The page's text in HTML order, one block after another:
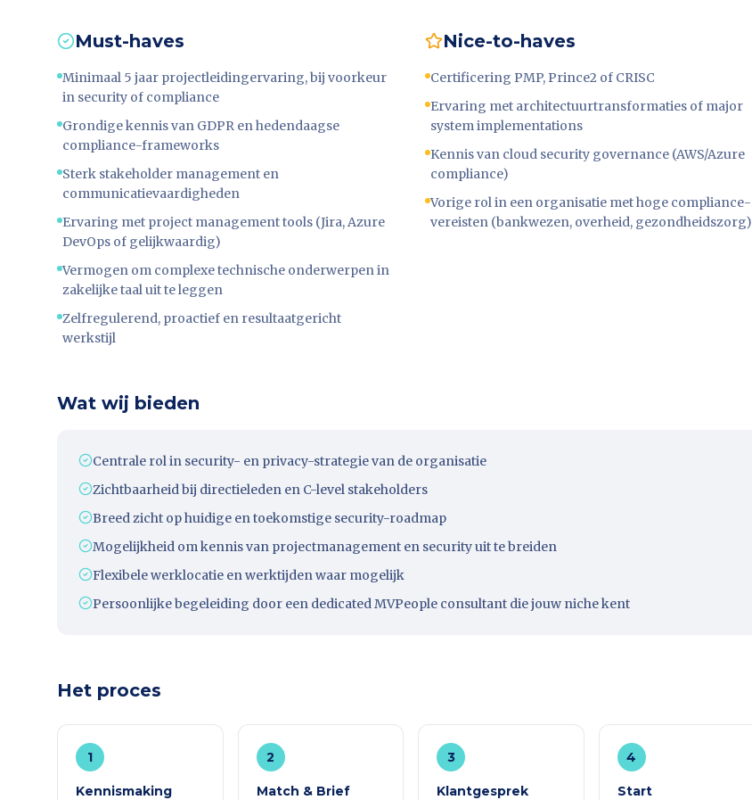
Must-haves
Minimaal 5 jaar projectleidingervaring, bij voorkeur
in security of compliance
Grondige kennis van GDPR en hedendaagse
compliance-frameworks
Sterk stakeholder management en
communicatievaardigheden
Ervaring met project management tools (Jira, Azure
DevOps of gelijkwaardig)
Vermogen om complexe technische onderwerpen in
zakelijke taal uit te leggen
Zelfregulerend, proactief en resultaatgericht
werkstijl
Nice-to-haves
Certificering PMP, Prince2 of CRISC
Ervaring met architectuurtransformaties of major
system implementations
Kennis van cloud security governance (AWS/Azure
compliance)
Vorige rol in een organisatie met hoge compliance-
vereisten (bankwezen, overheid, gezondheidszorg)
Wat wij bieden
Centrale rol in security- en privacy-strategie van de organisatie
Zichtbaarheid bij directieleden en C-level stakeholders
Breed zicht op huidige en toekomstige security-roadmap
Mogelijkheid om kennis van projectmanagement en security uit te breiden
Flexibele werklocatie en werktijden waar mogelijk
Persoonlijke begeleiding door een dedicated MVPeople consultant die jouw niche kent
Het proces
1
Kennismaking
2
Match & Brief
3
Klantgesprek
4
Start